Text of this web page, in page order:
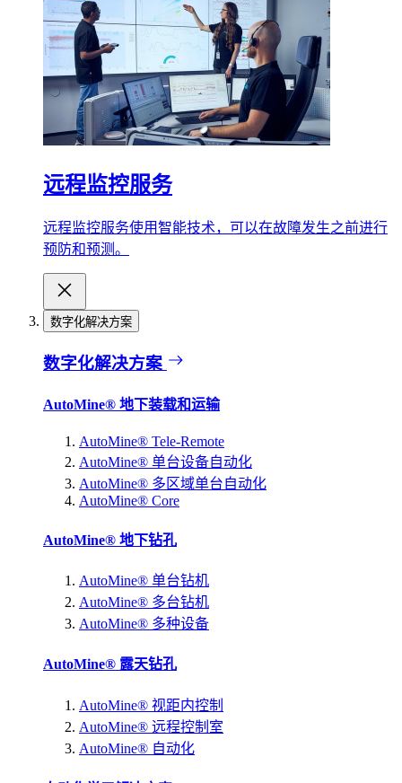
远程监控服务
远程监控服务使用智能技术，可以在故障发生之前进行
预防和预测。
数字化解决方案
数字化解决方案
AutoMine® 地下装载和运输
AutoMine® Tele-Remote
AutoMine® 单台设备自动化
AutoMine® 多区域单台自动化
AutoMine® Core
AutoMine® 地下钻孔
AutoMine® 单台钻机
AutoMine® 多台钻机
AutoMine® 多种设备
AutoMine® 露天钻孔
AutoMine® 视距内控制
AutoMine® 远程控制室
AutoMine® 自动化